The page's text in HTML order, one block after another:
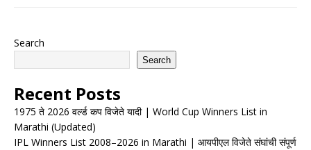
Search
Search
Recent Posts
1975 ते 2026 वर्ल्ड कप विजेते यादी | World Cup Winners List in
Marathi (Updated)
IPL Winners List 2008–2026 in Marathi | आयपीएल विजेते संघांची संपूर्ण